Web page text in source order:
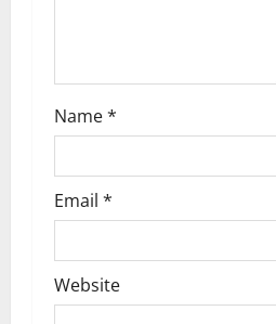
Name*
Email *
Website